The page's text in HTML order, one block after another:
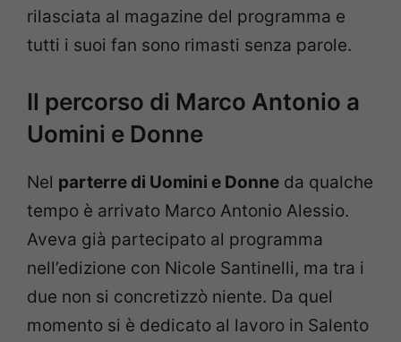
rilasciata al magazine del programma e
tutti i suoi fan sono rimasti senza parole.
Il percorso di Marco Antonio a
Uomini e Donne
Nel parterre di Uomini e Donne da qualche
tempo è arrivato Marco Antonio Alessio.
Aveva già partecipato al programma
nell’edizione con Nicole Santinelli, ma tra i
due non si concretizzò niente. Da quel
momento si è dedicato al lavoro in Salento